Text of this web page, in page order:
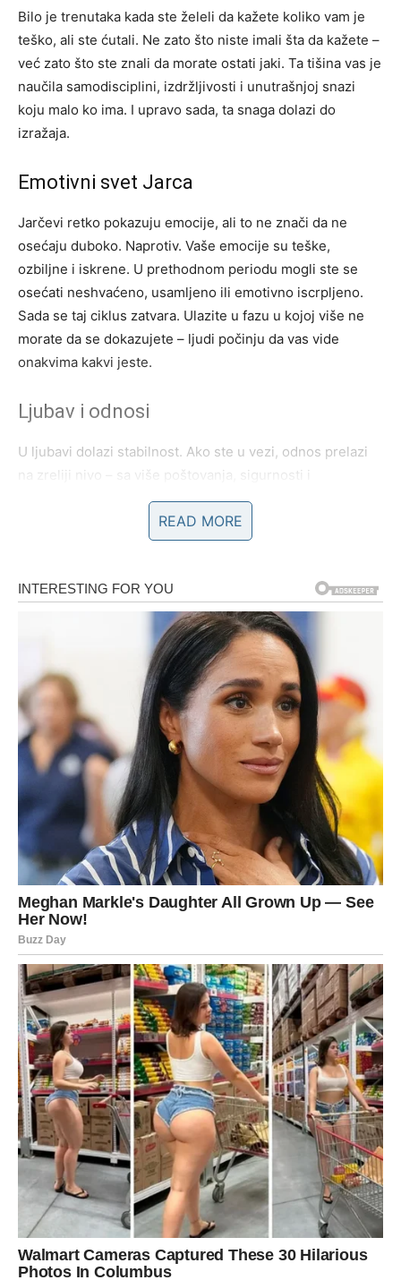
Bilo je trenutaka kada ste želeli da kažete koliko vam je
teško, ali ste ćutali. Ne zato što niste imali šta da kažete –
već zato što ste znali da morate ostati jaki. Ta tišina vas je
naučila samodisciplini, izdržljivosti i unutrašnjoj snazi
koju malo ko ima. I upravo sada, ta snaga dolazi do
izražaja.
Emotivni svet Jarca
Jarčevi retko pokazuju emocije, ali to ne znači da ne
osećaju duboko. Naprotiv. Vaše emocije su teške,
ozbiljne i iskrene. U prethodnom periodu mogli ste se
osećati neshvaćeno, usamljeno ili emotivno iscrpljeno.
Sada se taj ciklus zatvara. Ulazite u fazu u kojoj više ne
morate da se dokazujete – ljudi počinju da vas vide
onakvima kakvi jeste.
Ljubav i odnosi
U ljubavi dolazi stabilnost. Ako ste u vezi, odnos prelazi
na zreliji nivo – sa više poštovanja, sigurnosti i
međusobnog oslanjanja. Ako ste sami, privlačite osobu
koja razume vašu tišinu, a ne pokušava da je popuni
bukom. Ovo je period u kojem birate partnera koji vam
Posao i životni put
Na poslovnom planu dolazi potvrda vašeg rada. Možda ne
preko noći, ali vrlo jasno. Vaša odgovornost sada postaju
prepoznati. Ulazite u fazu u kojoj više ne gradite iz straha
od gubitka, već iz sigurnosti i samopouzdanja.
Poruka za Jarca:Sve što ste nosili sami sada postaje
temelj vašeg uspeha.
DEVICA – SNAGA ROĐENA IZ
RAZOČARANJA I
SAMOSPOZNAJE
Device su znak koji vidi detalje koje drugi ne primećuju.
Vi ste oni koji su uvek davali više, razmišljali unapred i
pokušavali da sve bude ispravno. Upravo zbog toga ste
često bili povređeni – jer ste očekivali istu posvećenost
koju ste vi davali.
Rane koje su vas naučile mudrosti
Razočaranja su vas bolela, ali vas nisu slomila. Naučila su
vas gde su vaše granice. Naučila su vas da ne spašavate
one koji ne žele da budu spašeni. U tom procesu izgubili
ste deo naivnosti, ali ste dobili nešto mnogo vrednije –
jasnoću.
READ MORE